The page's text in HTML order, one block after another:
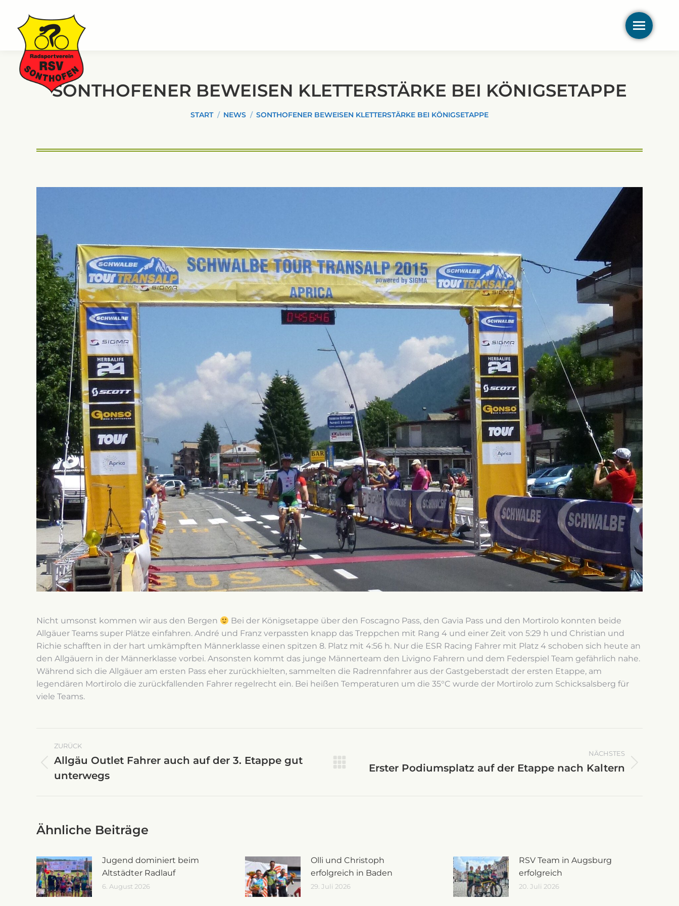
SONTHOFENER BEWEISEN KLETTERSTÄRKE BEI KÖNIGSETAPPE
START NEWS SONTHOFENER BEWEISEN KLETTERSTÄRKE BEI KÖNIGSETAPPE
Nicht umsonst kommen wir aus den Bergen
Bei der Königsetappe über den Foscagno Pass, den Gavia Pass und den Mortirolo konnten beide
Allgäuer Teams super Plätze einfahren. André und Franz verpassten knapp das Treppchen mit Rang 4 und einer Zeit von 5:29 h und Christian und
Richie schafften in der hart umkämpften Männerklasse einen spitzen 8. Platz mit 4:56 h. Nur die ESR Racing Fahrer mit Platz 4 schoben sich heute an
den Allgäuern in der Männerklasse vorbei. Ansonsten kommt das junge Männerteam den Livigno Fahrern und dem Federspiel Team gefährlich nahe.
Während sich die Allgäuer am ersten Pass eher zurückhielten, sammelten die Radrennfahrer aus der Gastgeberstadt der ersten Etappe, am
legendären Mortirolo die zurückfallenden Fahrer regelrecht ein. Bei heißen Temperaturen um die 35°C wurde der Mortirolo zum Schicksalsberg für
viele Teams.
Kommentarnavigation
ZURÜCK
Vorheriger
Beitrag:
Allgäu Outlet Fahrer auch auf der 3. Etappe gut
unterwegs
NÄCHSTES
Nächster
Erster Podiumsplatz auf der Etappe nach Kaltern
Ähnliche Beiträge
Jugend dominiert beim
Altstädter Radlauf
6. August 2026
Olli und Christoph
erfolgreich in Baden
29. Juli 2026
RSV Team in Augsburg
erfolgreich
20. Juli 2026